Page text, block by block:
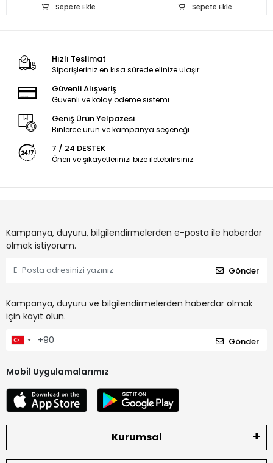
Sepete Ekle Sepete Ekle
Hızlı Teslimat
Siparişleriniz en kısa sürede elinize ulaşır.
Güvenli Alışveriş
Güvenli ve kolay ödeme sistemi
Geniş Ürün Yelpazesi
Binlerce ürün ve kampanya seçeneği
7 / 24 DESTEK
Öneri ve şikayetlerinizi bize iletebilirsiniz.
Kampanya, duyuru, bilgilendirmelerden e-posta ile haberdar
olmak istiyorum.
Gönder
Kampanya, duyuru ve bilgilendirmelerden haberdar olmak
için kayıt olun.
Gönder
Mobil Uygulamalarımız
Kurumsal